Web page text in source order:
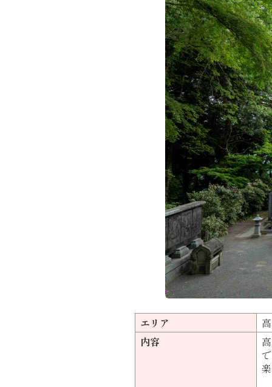
エリア
内容